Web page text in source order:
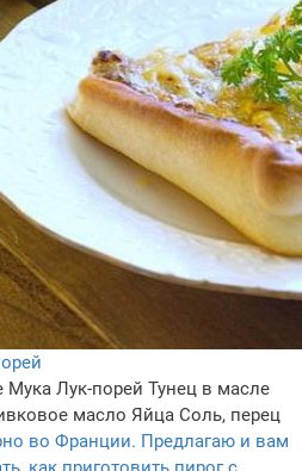
Мука Лук-порей Тунец в масле
масло Яйца Соль, перец
во Франции. Предлагаю и вам